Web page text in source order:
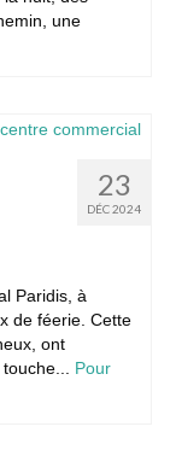
une
23
DÉC 2024
Paridis, à
de féerie. Cette
ont
Pour